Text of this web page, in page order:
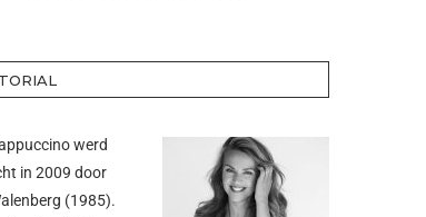
werd
in 2009 door
(1985).